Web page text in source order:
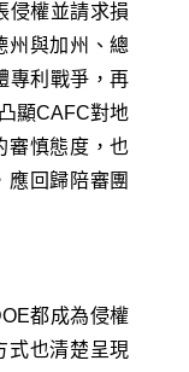
侵權並請求損
州與加州、總
專利戰爭，再
顯CAFC對地
審慎態度，也
應回歸陪審團
都成為侵權
式也清楚呈現